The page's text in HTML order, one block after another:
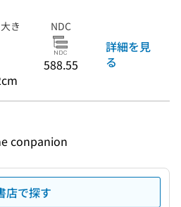
き
NDC
588.55
詳細を見
る
conpanion
店で探す